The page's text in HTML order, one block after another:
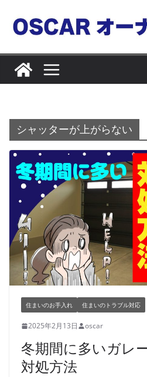
ン
シャッターが上がらない
住まいのお手入れ 住まいのトラブル対応
2025年2月13日 oscar
冬期間に多いガレ
対処方法